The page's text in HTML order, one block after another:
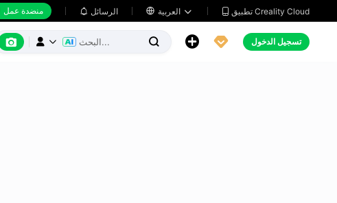
منضدة عمل  الرسائل    تطبيق Creality Cloud
      تسجيل الدخول